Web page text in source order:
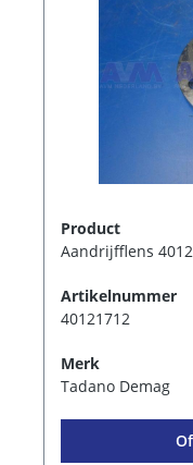
Product
Aandrijfflens
Artikelnummer
40121712
Merk
Tadano Demag